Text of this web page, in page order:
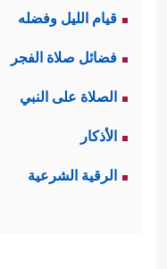
قيام الليل وفضله
فضائل صلاة الفجر
الصلاة على النبي
الأذكار
الرقية الشرعية